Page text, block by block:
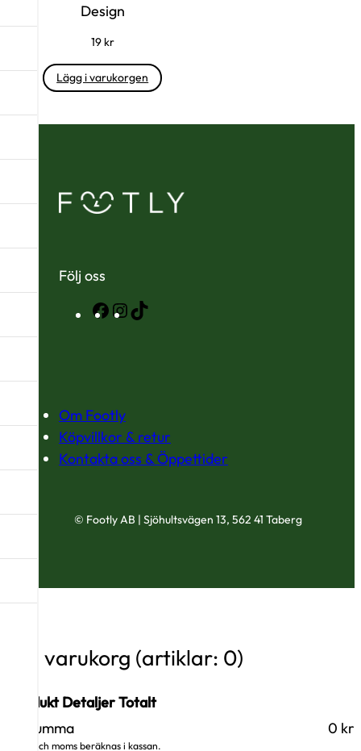
Design
19 kr
Lägg i varukorgen
Följ oss
Facebook
Instagram
Om Footly
Köpvillkor & retur
Kontakta oss & Öppettider
© Footly AB | Sjöhultsvägen 13, 562 41 Taberg
Din varukorg (artiklar: 0)
Produkter
Produkt DetaljerTotalt
Delsumma
0 kr
Frakt och moms beräknas i kassan.